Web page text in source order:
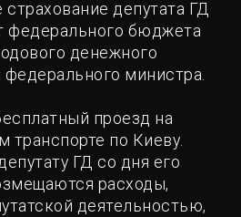
страхование депутата ГД
федерального бюджета
денежного
федерального министра.
проезд на
транспорте по Киеву.
ГД со дня его
расходы,
деятельностью,